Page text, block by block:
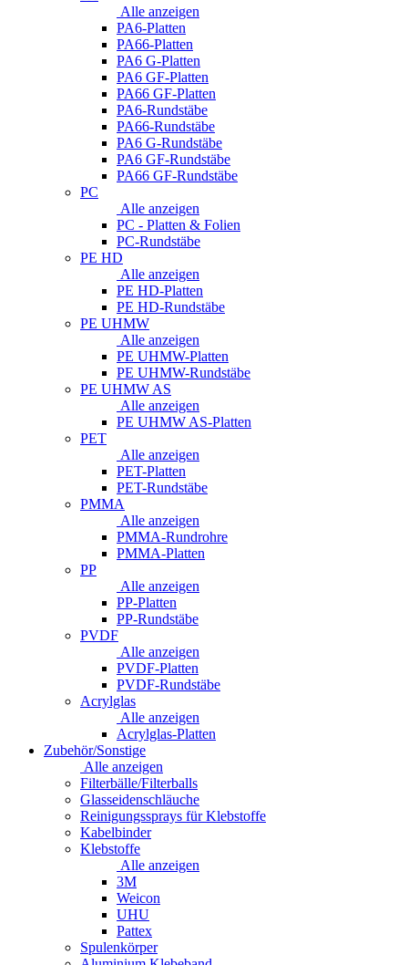
Alle anzeigen
PA6-Platten
PA66-Platten
PA6 G-Platten
PA6 GF-Platten
PA66 GF-Platten
PA6-Rundstäbe
PA66-Rundstäbe
PA6 G-Rundstäbe
PA6 GF-Rundstäbe
PA66 GF-Rundstäbe
PC
Alle anzeigen
PC - Platten & Folien
PC-Rundstäbe
PE HD
Alle anzeigen
PE HD-Platten
PE HD-Rundstäbe
PE UHMW
Alle anzeigen
PE UHMW-Platten
PE UHMW-Rundstäbe
PE UHMW AS
Alle anzeigen
PE UHMW AS-Platten
PET
Alle anzeigen
PET-Platten
PET-Rundstäbe
PMMA
Alle anzeigen
PMMA-Rundrohre
PMMA-Platten
PP
Alle anzeigen
PP-Platten
PP-Rundstäbe
PVDF
Alle anzeigen
PVDF-Platten
PVDF-Rundstäbe
Acrylglas
Alle anzeigen
Acrylglas-Platten
Zubehör/Sonstige
Alle anzeigen
Filterbälle/Filterballs
Glasseidenschläuche
Reinigungssprays für Klebstoffe
Kabelbinder
Klebstoffe
Alle anzeigen
3M
Weicon
UHU
Pattex
Spulenkörper